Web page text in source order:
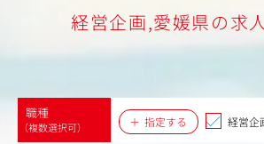
経営企画,愛媛県の求
職種
（複数選択可） 指定する 経営企